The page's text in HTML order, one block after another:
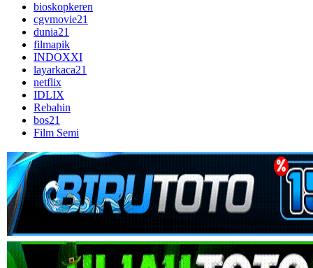
bioskopkeren
cgvmovie21
dunia21
filmapik
INDOXXI
layarkaca21
netflix
IDLIX
Rebahin
bos21
Film Semi